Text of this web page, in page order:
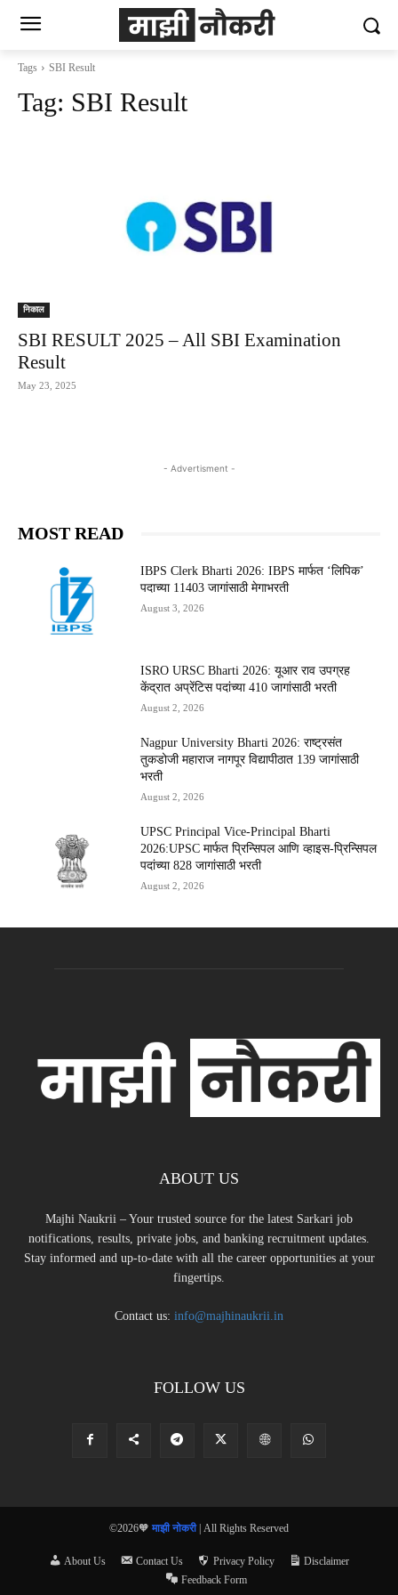
Tags SBI Result
Tag: SBI Result
निकाल
SBI RESULT 2025 – All SBI Examination
Result
May 23, 2025
- Advertisment -
MOST READ
IBPS Clerk Bharti 2026: IBPS मार्फत ‘लिपिक’
पदाच्या 11403 जागांसाठी मेगाभरती
August 3, 2026
ISRO URSC Bharti 2026: यूआर राव उपग्रह
केंद्रात अप्रेंटिस पदांच्या 410 जागांसाठी भरती
August 2, 2026
Nagpur University Bharti 2026: राष्ट्रसंत
तुकडोजी महाराज नागपूर विद्यापीठात 139 जागांसाठी
भरती
August 2, 2026
UPSC Principal Vice-Principal Bharti
2026:UPSC मार्फत प्रिन्सिपल आणि व्हाइस-प्रिन्सिपल
पदांच्या 828 जागांसाठी भरती
August 2, 2026
ABOUT US
Majhi Naukrii – Your trusted source for the latest Sarkari job
notifications, results, private jobs, and banking recruitment updates.
Stay informed and up-to-date with all the career opportunities at your
fingertips.
Contact us: info@majhinaukrii.in
FOLLOW US
©2026🧡 माझी नोकरी| All Rights Reserved
About Us Contact Us Privacy Policy
Disclaimer
Feedback Form